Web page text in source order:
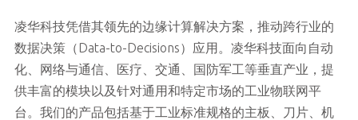
凌华科技凭借其领先的边缘计算解决方案，推动跨行业的
数据决策（Data-to-Decisions）应用。凌华科技面向自动
化、网络与通信、医疗、交通、国防军工等垂直产业，提
供丰富的模块以及针对通用和特定市场的工业物联网平
台。我们的产品包括基于工业标准规格的主板、刀片、机